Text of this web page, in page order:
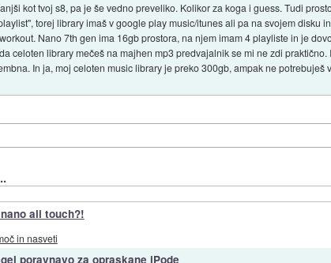
kot tvoj s8, pa je še vedno preveliko. Kolikor za koga i guess. Tudi
torej library imaš v google play music/itunes ali pa na svojem disku
Nano 7th gen ima 16gb prostora, na njem imam 4 playliste in je
celoten library mečeš na majhen mp3 predvajalnik se mi ne zdi
In ja, moj celoten music library je preko 300gb, ampak ne potrebuješ
ali touch?!
in nasveti
poravnavo za opraskane iPode